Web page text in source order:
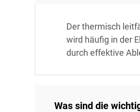
Der thermisch
wird häufig in der
durch effektive
Was sind die